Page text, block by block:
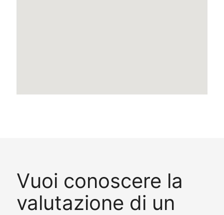
Vuoi conoscere la
valutazione di un